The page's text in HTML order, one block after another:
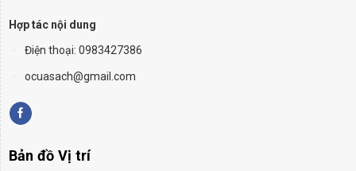
Hợp tác nội dung
Điện thoại: 0983427386
ocuasach@gmail.com
Bản đồ Vị trí